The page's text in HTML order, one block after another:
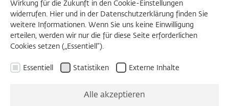
Wirkung für die Zukunft in den Cookie-Einstellungen
widerrufen. Hier und in der Datenschutzerklärung finden Sie
weitere Informationen. Wenn Sie uns keine Einwilligung
erteilen, werden wir nur die für diese Seite erforderlichen
Cookies setzen („Essentiell“).
Essentiell Statistiken Externe Inhalte
Alle akzeptieren